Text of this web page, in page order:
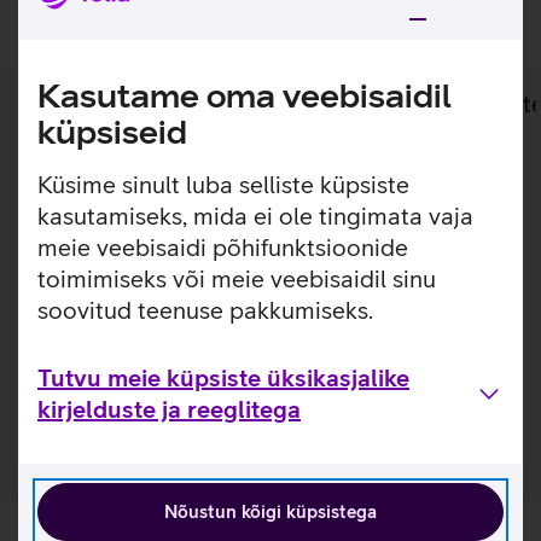
Kasutame oma veebisaidil
küpsiseid
Küsime sinult luba selliste küpsiste
kasutamiseks, mida ei ole tingimata vaja
meie veebisaidi põhifunktsioonide
toimimiseks või meie veebisaidil sinu
soovitud teenuse pakkumiseks.
Tutvu meie küpsiste üksikasjalike
kirjelduste ja reeglitega
Nõustun kõigi küpsistega
Lisainfo Tehnilised andmed
Lisainfo
Lisagarantii äriklassi HP 6xx seeria arvutitele.
Garantiilaiendus sobib HP 6xx seeria äriklassi
sülearvutitele. Sobib kasutamiseks, kui arvuti tavagarantii
on lõppemas või on soov koheselt garantiiaega pikendada
2 aastani. Garantiilaiendus vajab peale ostu sooritamist